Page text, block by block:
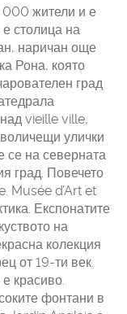
жители и е
столица на
наричан още
Рона, която
град
vieille ville,
улички
се на северната
град. Повечето
Musée d’Art et
Експонатите
на
колекция
от 19-ти век.
красиво.
фонтани в